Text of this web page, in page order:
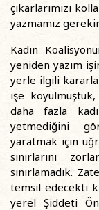
çıkarlarımızı
yazmamız
Kadın
yeniden yazım
yerle ilgili
işe
daha fazla
yetmediğini
yaratmak için
sınırlarını
sınırlamadık.
temsil edecekti
yerel Şiddeti